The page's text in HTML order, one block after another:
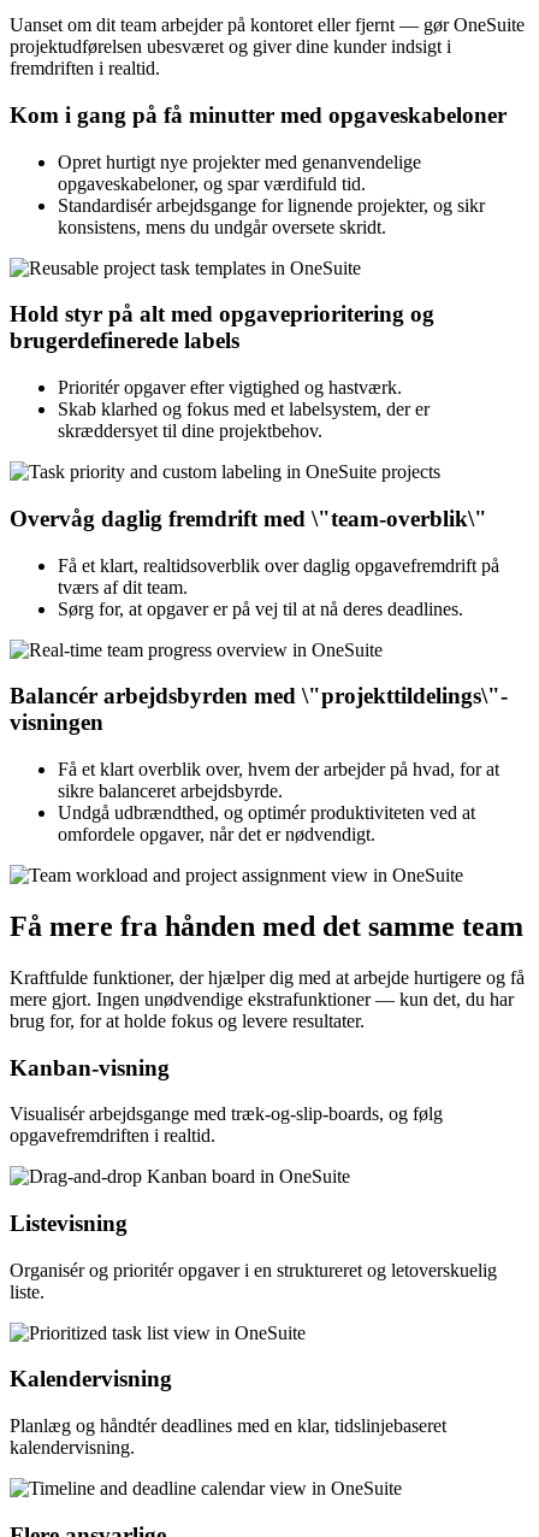
Uanset om dit team arbejder på kontoret eller fjernt — gør OneSuite
projektudførelsen ubesværet og giver dine kunder indsigt i
fremdriften i realtid.
Kom i gang på få minutter med opgaveskabeloner
Opret hurtigt nye projekter med genanvendelige
opgaveskabeloner, og spar værdifuld tid.
Standardisér arbejdsgange for lignende projekter, og sikr
konsistens, mens du undgår oversete skridt.
Hold styr på alt med opgaveprioritering og
brugerdefinerede labels
Prioritér opgaver efter vigtighed og hastværk.
Skab klarhed og fokus med et labelsystem, der er
skræddersyet til dine projektbehov.
Overvåg daglig fremdrift med \"team-overblik\"
Få et klart, realtidsoverblik over daglig opgavefremdrift på
tværs af dit team.
Sørg for, at opgaver er på vej til at nå deres deadlines.
Balancér arbejdsbyrden med \"projekttildelings\"-
visningen
Få et klart overblik over, hvem der arbejder på hvad, for at
sikre balanceret arbejdsbyrde.
Undgå udbrændthed, og optimér produktiviteten ved at
omfordele opgaver, når det er nødvendigt.
Få mere fra hånden med det samme team
Kraftfulde funktioner, der hjælper dig med at arbejde hurtigere og få
mere gjort. Ingen unødvendige ekstrafunktioner — kun det, du har
brug for, for at holde fokus og levere resultater.
Kanban-visning
Visualisér arbejdsgange med træk-og-slip-boards, og følg
opgavefremdriften i realtid.
Listevisning
Organisér og prioritér opgaver i en struktureret og letoverskuelig
liste.
Kalendervisning
Planlæg og håndtér deadlines med en klar, tidslinjebaseret
kalendervisning.